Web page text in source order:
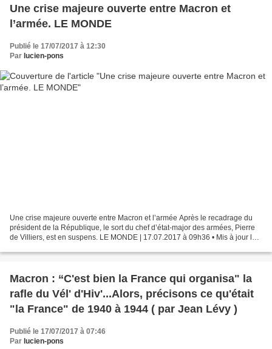
Une crise majeure ouverte entre Macron et
l’armée. LE MONDE
Publié le 17/07/2017 à 12:30
Par lucien-pons
Une crise majeure ouverte entre Macron et l’armée Après le recadrage du
président de la République, le sort du chef d’état-major des armées, Pierre
de Villiers, est en suspens. LE MONDE | 17.07.2017 à 09h36 • Mis à jour le
Macron : “C'est bien la France qui organisa" la
rafle du Vél' d'Hiv'...Alors, précisons ce qu'était
"la France" de 1940 à 1944 ( par Jean Lévy )
Publié le 17/07/2017 à 07:46
Par lucien-pons